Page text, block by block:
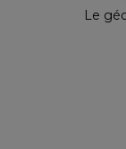
Le